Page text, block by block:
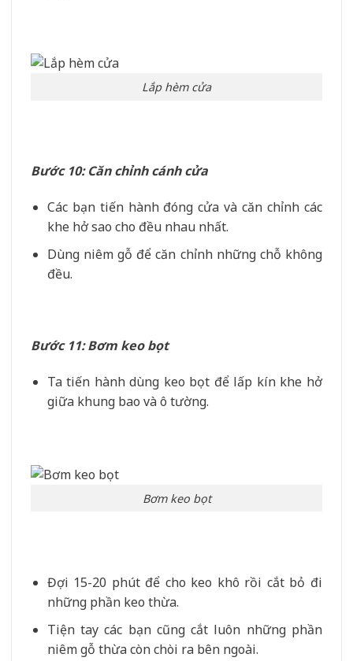
Lắp hèm cửa
Bước 10: Căn chỉnh cánh cửa
Các bạn tiến hành đóng cửa và căn chỉnh các
khe hở sao cho đều nhau nhất.
Dùng niêm gỗ để căn chỉnh những chỗ không
đều.
Bước 11: Bơm keo bọt
Ta tiến hành dùng keo bọt để lấp kín khe hở
giữa khung bao và ô tường.
Bơm keo bọt
Đợi 15-20 phút để cho keo khô rồi cắt bỏ đi
những phần keo thừa.
Tiện tay các bạn cũng cắt luôn những phần
niêm gỗ thừa còn chòi ra bên ngoài.